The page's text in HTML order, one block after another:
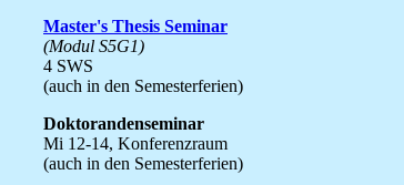
Master's Thesis Seminar
(Modul S5G1)
4 SWS
(auch in den Semesterferien)
Doktorandenseminar
Mi 12-14, Konferenzraum
(auch in den Semesterferien)